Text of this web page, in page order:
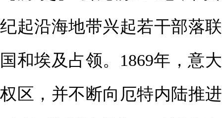
纪起沿海地带兴起若干部落
国和埃及占领。1869年，意
权区，并不断向厄特内陆推